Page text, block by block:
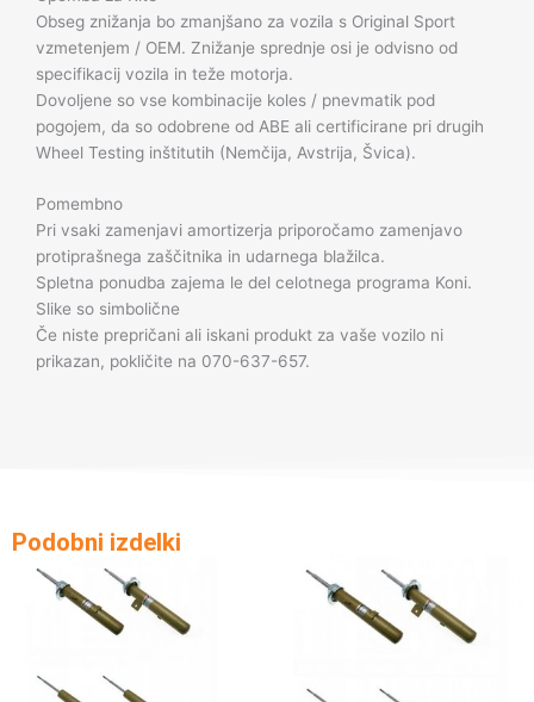
Obseg znižanja bo zmanjšano za vozila s Original Sport
vzmetenjem / OEM. Znižanje sprednje osi je odvisno od
specifikacij vozila in teže motorja.
Dovoljene so vse kombinacije koles / pnevmatik pod
pogojem, da so odobrene od ABE ali certificirane pri drugih
Wheel Testing inštitutih (Nemčija, Avstrija, Švica).
Pomembno
Pri vsaki zamenjavi amortizerja priporočamo zamenjavo
protiprašnega zaščitnika in udarnega blažilca.
Spletna ponudba zajema le del celotnega programa Koni.
Slike so simbolične
Če niste prepričani ali iskani produkt za vaše vozilo ni
prikazan, pokličite na 070-637-657.
Podobni izdelki